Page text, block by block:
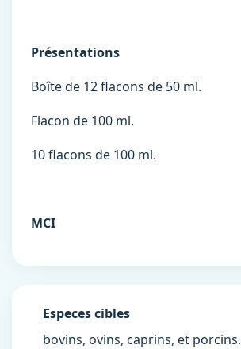
Présentations
Boîte de 12 flacons de 50 ml.
Flacon de 100 ml.
10 flacons de 100 ml.
MCI
Especes cibles
bovins, ovins, caprins, et porcins.